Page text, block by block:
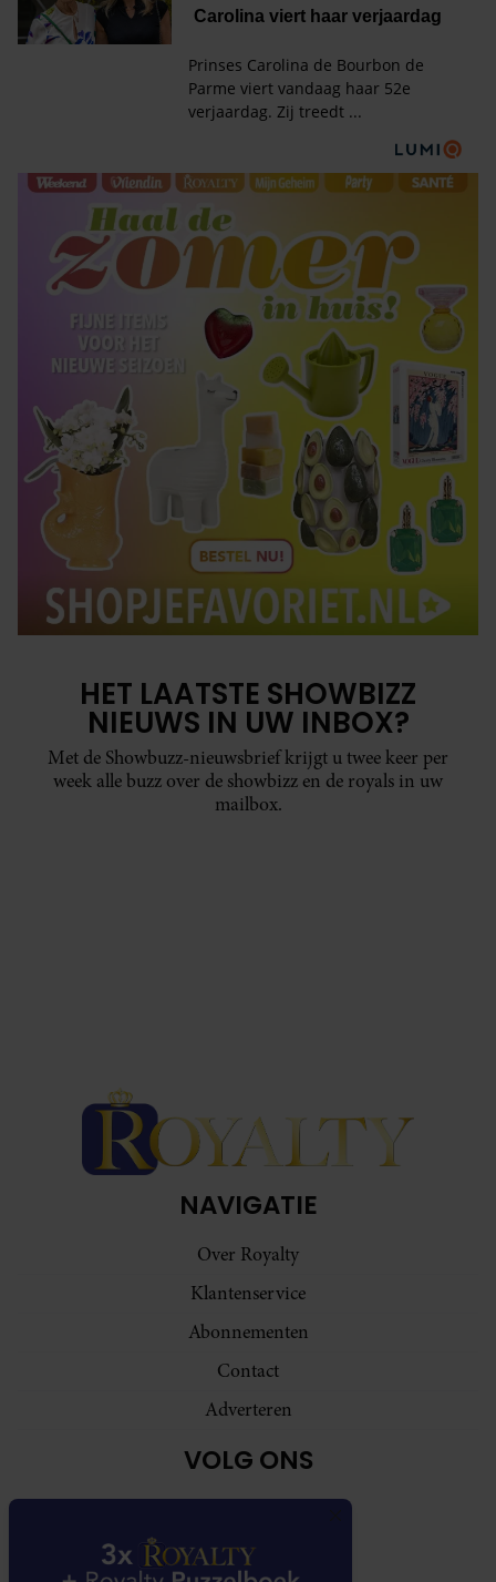
HET LAATSTE SHOWBIZZ
NIEUWS IN UW INBOX?
Met de Showbuzz-nieuwsbrief krijgt u twee keer per
week alle buzz over de showbizz en de royals in uw
mailbox.
NAVIGATIE
Over Royalty
Klantenservice
Abonnementen
Contact
Adverteren
VOLG ONS